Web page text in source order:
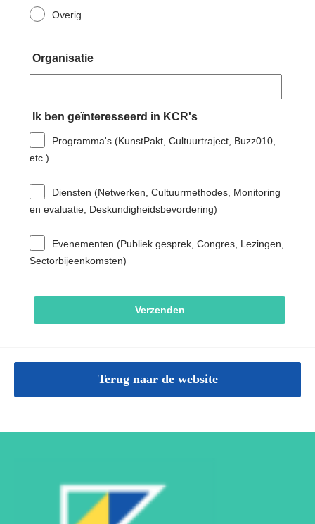
Overig
Organisatie
Ik ben geïnteresseerd in KCR's
Programma's (KunstPakt, Cultuurtraject, Buzz010,
etc.)
Diensten (Netwerken, Cultuurmethodes, Monitoring
en evaluatie, Deskundigheidsbevordering)
Evenementen (Publiek gesprek, Congres, Lezingen,
Sectorbijeenkomsten)
Terug naar de website